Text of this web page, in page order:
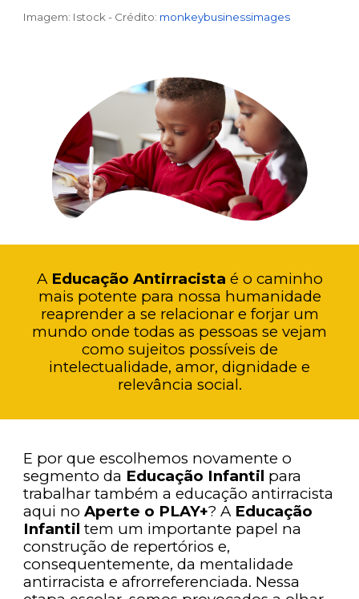
Imagem: Istock - Crédito: monkeybusinessimages
A Educação Antirracista é o caminho
mais potente para nossa humanidade
reaprender a se relacionar e forjar um
mundo onde todas as pessoas se vejam
como sujeitos possíveis de
intelectualidade, amor, dignidade e
relevância social.
E por que escolhemos novamente o
segmento da Educação Infantil para
trabalhar também a educação antirracista
aqui noAperte o PLAY+? A Educação
Infantil tem um importante papel na
construção de repertórios e,
consequentemente, da mentalidade
antirracista e afrorreferenciada. Nessa